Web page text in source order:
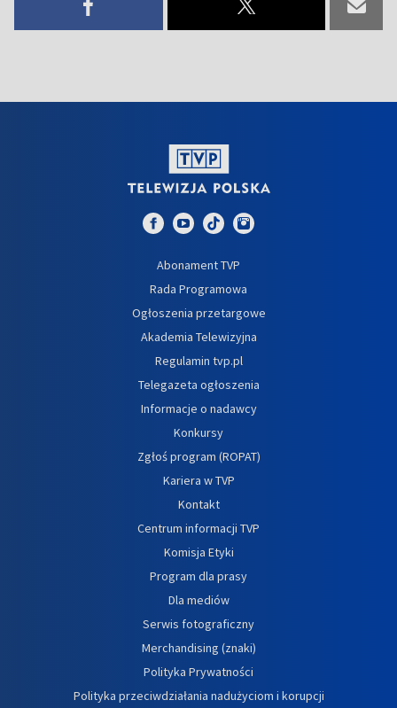
Abonament TVP
Rada Programowa
Ogłoszenia przetargowe
Akademia Telewizyjna
Regulamin tvp.pl
Telegazeta ogłoszenia
Informacje o nadawcy
Konkursy
Zgłoś program (ROPAT)
Kariera w TVP
Kontakt
Centrum informacji TVP
Komisja Etyki
Program dla prasy
Dla mediów
Serwis fotograficzny
Merchandising (znaki)
Polityka Prywatności
Polityka przeciwdziałania nadużyciom i korupcji